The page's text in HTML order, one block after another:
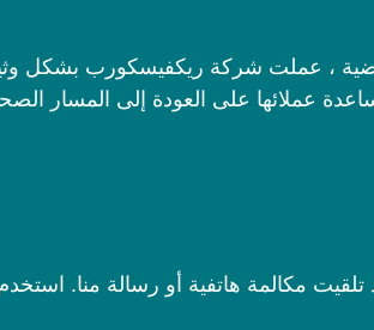
29 عامًا الماضية ، عملت شركة ريكفيسكورب
عملائها على العودة إلى المسار
مكالمة هاتفية أو رسالة منا.